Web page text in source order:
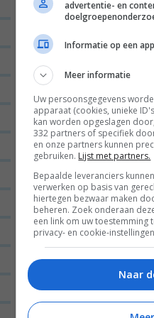
Hoi!
advertentie- en
Informatie op een
Meer informatie
Uw persoonsgegevens
apparaat (cookies, unieke
kan worden opgeslagen
332 partners of specifiek
en onze partners kunnen
gebruiken. Lijst met partners.
Bepaalde leveranciers
verwerken op basis van
hiertegen bezwaar maken
beheren. Zoek onderaan
een link om uw toestemming
privacy- en cookie-
Naar